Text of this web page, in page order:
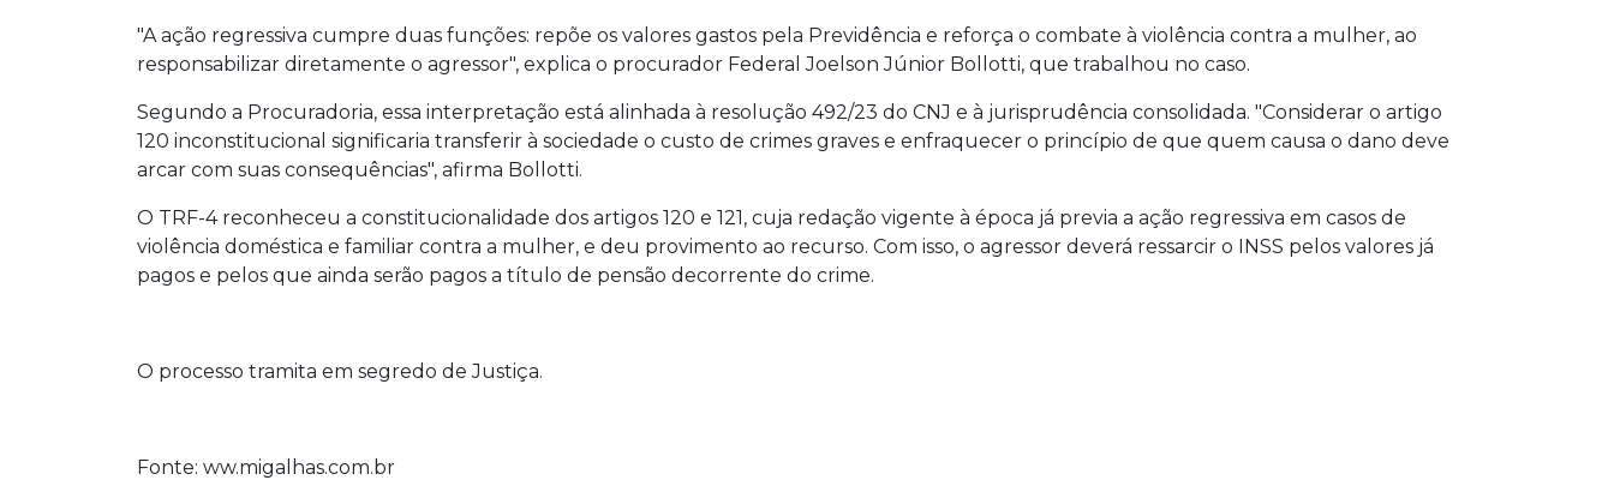
"A ação regressiva cumpre duas funções: repõe os valores gastos pela Previdência e reforça o combate à violência contra a mulher, ao
responsabilizar diretamente o agressor", explica o procurador Federal Joelson Júnior Bollotti, que trabalhou no caso.
Segundo a Procuradoria, essa interpretação está alinhada à resolução 492/23 do CNJ e à jurisprudência consolidada. "Considerar o artigo
120 inconstitucional significaria transferir à sociedade o custo de crimes graves e enfraquecer o princípio de que quem causa o dano deve
arcar com suas consequências", afirma Bollotti.
O TRF-4 reconheceu a constitucionalidade dos artigos 120 e 121, cuja redação vigente à época já previa a ação regressiva em casos de
violência doméstica e familiar contra a mulher, e deu provimento ao recurso. Com isso, o agressor deverá ressarcir o INSS pelos valores já
pagos e pelos que ainda serão pagos a título de pensão decorrente do crime.
O processo tramita em segredo de Justiça.
Fonte: ww.migalhas.com.br